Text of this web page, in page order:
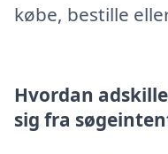
købe, bestille
Hvordan
sig fra